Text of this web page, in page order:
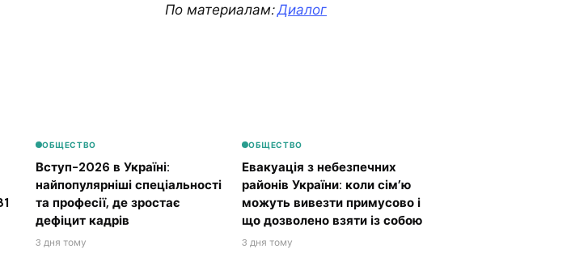
По материалам:Диалог
ОБЩЕСТВО
Вступ-2026 в Україні:
найпопулярніші спеціальності
та професії, де зростає
дефіцит кадрів
3 дня тому
ОБЩЕСТВО
Евакуація з небезпечних
районів України: коли сім’ю
можуть вивезти примусово і
що дозволено взяти із собою
3 дня тому